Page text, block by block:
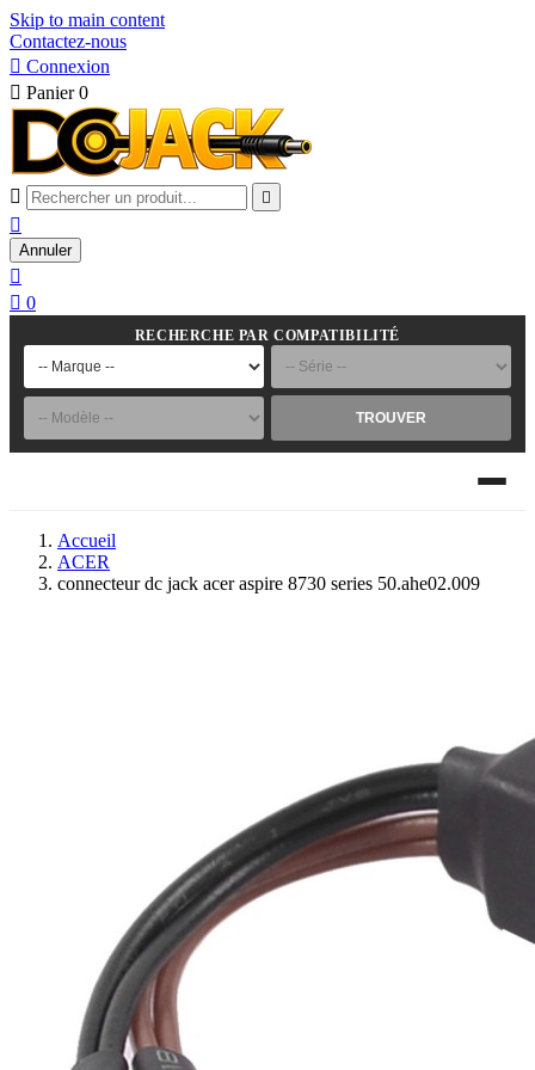
Skip to main content
Contactez-nous
 Connexion
 Panier 0
 

Annuler

 0
RECHERCHE PAR COMPATIBILITÉ
TROUVER
Accueil
ACER
connecteur dc jack acer aspire 8730 series 50.ahe02.009